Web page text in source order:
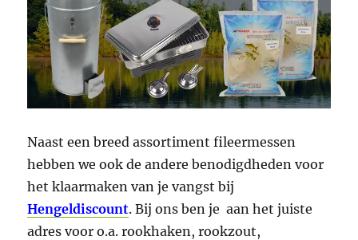
Naast een breed assortiment fileermessen
hebben we ook de andere benodigdheden voor
het klaarmaken van je vangst bij
Hengeldiscount. Bij ons ben je aan het juiste
adres voor o.a. rookhaken, rookzout,